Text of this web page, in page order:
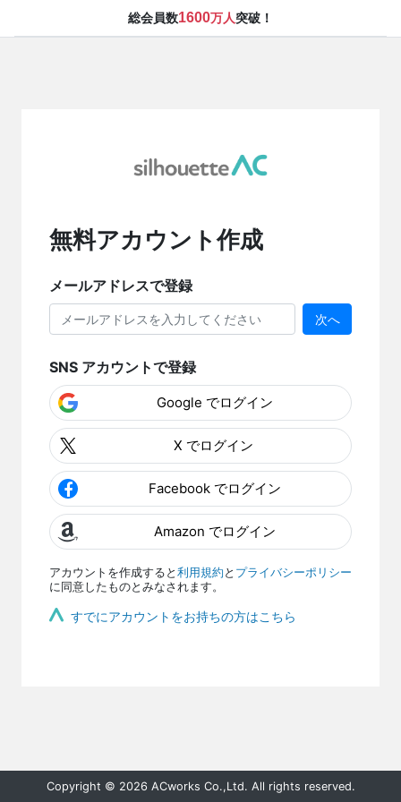
総会員数1600万人突破！
無料アカウント作成
メールアドレスで登録
次へ
SNS アカウントで登録
Google でログイン
X でログイン
Facebook でログイン
Amazon でログイン
アカウントを作成すると 利用規約 と プライバシーポリシー
に同意したものとみなされます。
すでにアカウントをお持ちの方はこちら
Copyright © 2026 ACworks Co.,Ltd. All rights reserved.